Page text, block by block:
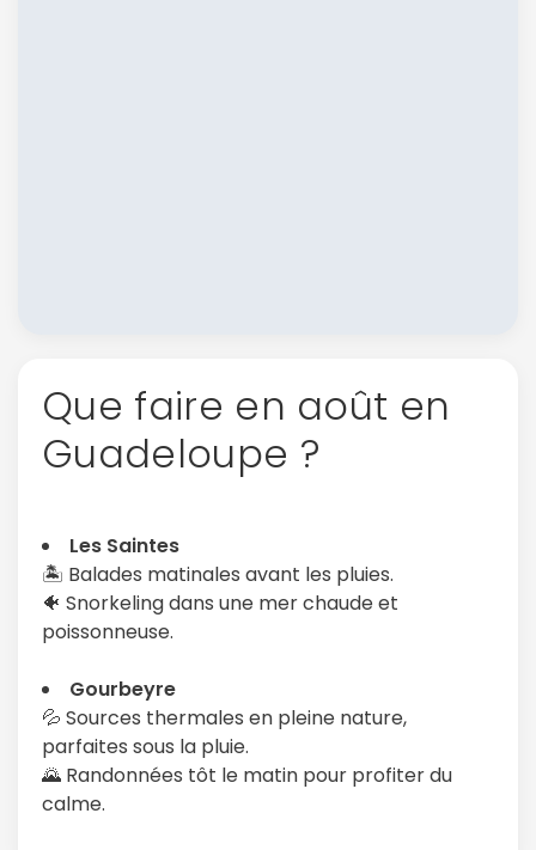
Que faire en août en
Guadeloupe ?
Les Saintes
🏝️ Balades matinales avant les pluies.
🐠 Snorkeling dans une mer chaude et
poissonneuse.
Gourbeyre
💦 Sources thermales en pleine nature,
parfaites sous la pluie.
🌄 Randonnées tôt le matin pour profiter du
calme.